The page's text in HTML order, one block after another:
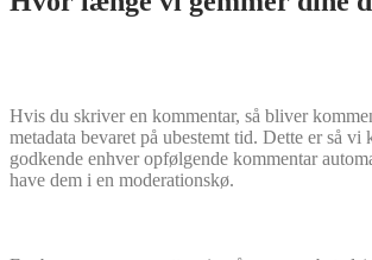
Hvis du skriver en kommentar, så bliver
metadata bevaret på ubestemt tid. Dette er så vi
godkende enhver opfølgende kommentar
have dem i en moderationskø.